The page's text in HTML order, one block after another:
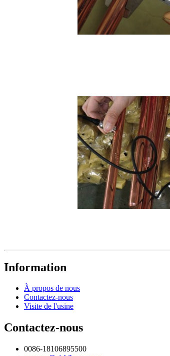
Information
À propos de nous
Contactez-nous
Visite de l'usine
Contactez-nous
0086-18106895500